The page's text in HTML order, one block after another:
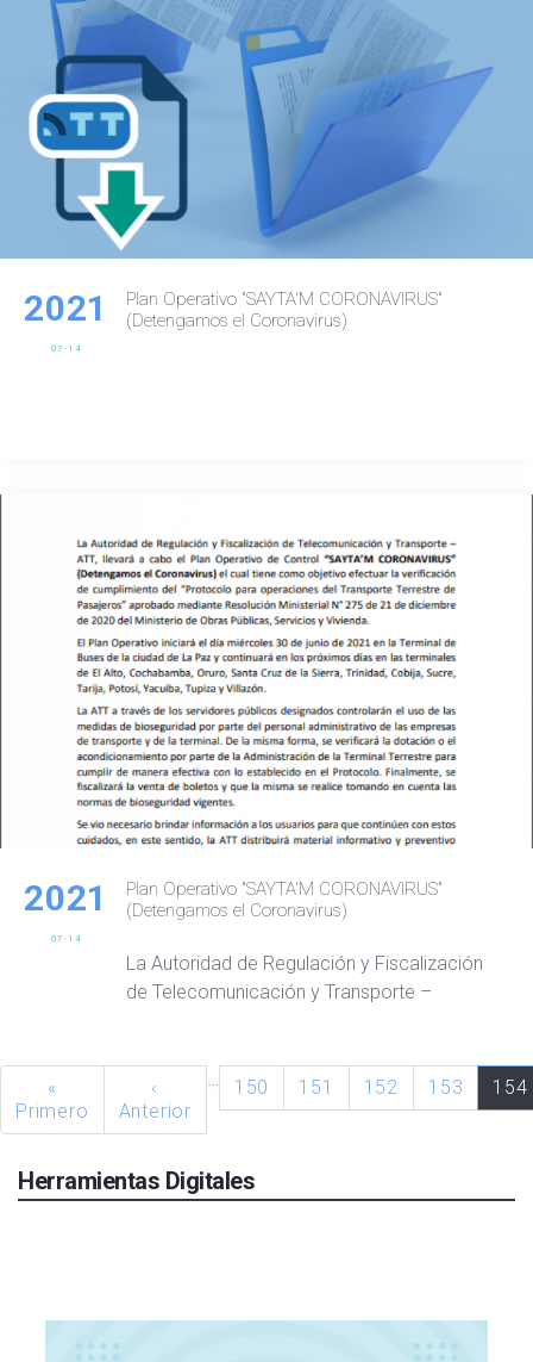
2021
07-14
Plan Operativo "SAYTA'M CORONAVIRUS"
(Detengamos el Coronavirus)
2021
07-14
Plan Operativo "SAYTA'M CORONAVIRUS"
(Detengamos el Coronavirus)
La Autoridad de Regulación y Fiscalización
de Telecomunicación y Transporte –
«
Primero
‹
Anterior
… 150 151 152 153 154
Herramientas Digitales